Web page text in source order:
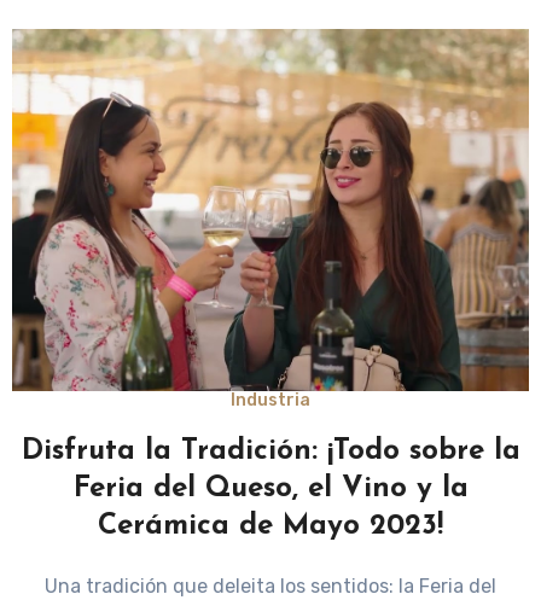
Industria
Disfruta la Tradición: ¡Todo sobre la
Feria del Queso, el Vino y la
Cerámica de Mayo 2023!
Una tradición que deleita los sentidos: la Feria del